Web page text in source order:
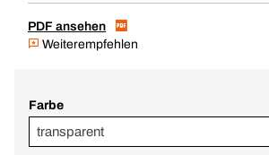
PDF ansehen
Weiterempfehlen
Farbe
transparent